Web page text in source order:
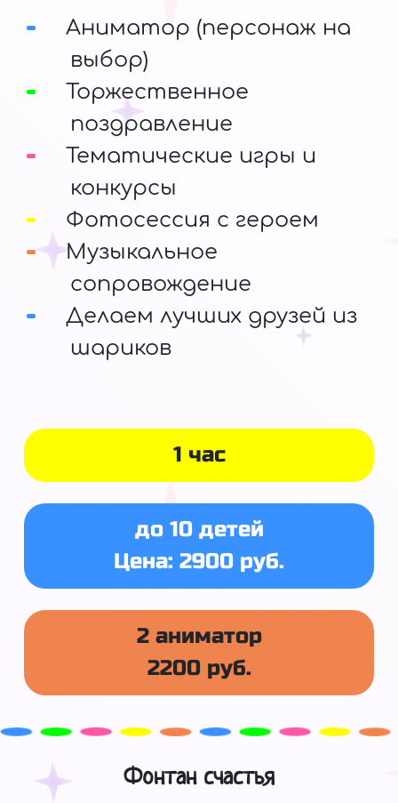
1 час
до 10 детей
Цена: 2900 руб.
2 аниматор
2200 руб.
Аниматор (персонаж на
выбор)
Торжественное
поздравление
Тематические игры и
конкурсы
Фотосессия с героем
Музыкальное
сопровождение
Делаем лучших друзей из
шариков
Фонтан счастья